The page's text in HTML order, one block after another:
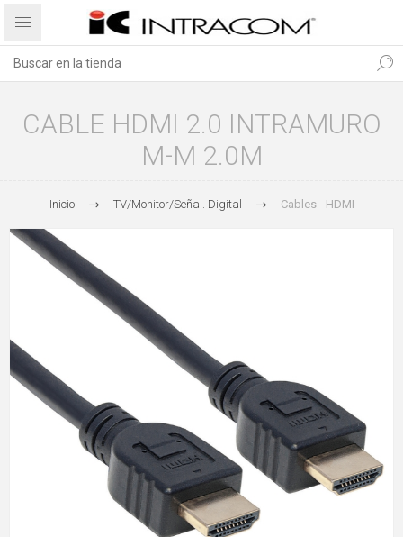
CABLE HDMI 2.0 INTRAMURO
M-M 2.0M
Inicio TV/Monitor/Señal. Digital Cables - HDMI